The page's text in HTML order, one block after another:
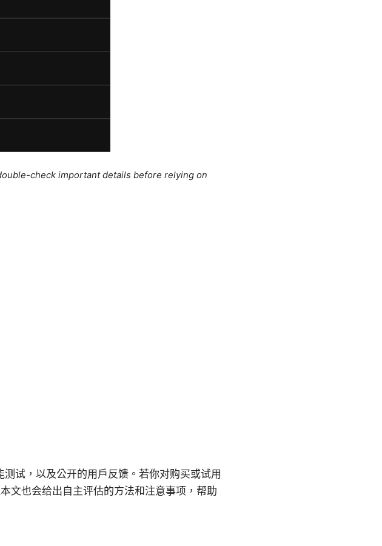
check important details before relying on
试，以及公开的用户反馈。若你对购买或试用
文也会给出自主评估的方法和注意事项，帮助